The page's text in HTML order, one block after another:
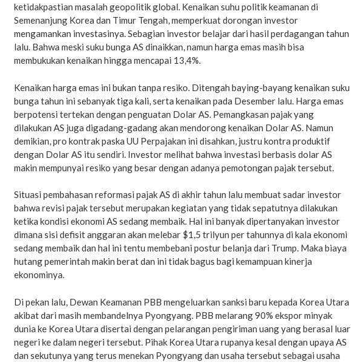
ketidakpastian masalah geopolitik global. Kenaikan suhu politik keamanan di
Semenanjung Korea dan Timur Tengah, memperkuat dorongan investor
mengamankan investasinya. Sebagian investor belajar dari hasil perdagangan tahun
lalu. Bahwa meski suku bunga AS dinaikkan, namun harga emas masih bisa
membukukan kenaikan hingga mencapai 13,4%.
Kenaikan harga emas ini bukan tanpa resiko. Ditengah baying-bayang kenaikan suku
bunga tahun ini sebanyak tiga kali, serta kenaikan pada Desember lalu. Harga emas
berpotensi tertekan dengan penguatan Dolar AS. Pemangkasan pajak yang
dilakukan AS juga digadang-gadang akan mendorong kenaikan Dolar AS. Namun
demikian, pro kontrak paska UU Perpajakan ini disahkan, justru kontra produktif
dengan Dolar AS itu sendiri. Investor melihat bahwa investasi berbasis dolar AS
makin mempunyai resiko yang besar dengan adanya pemotongan pajak tersebut.
Situasi pembahasan reformasi pajak AS di akhir tahun lalu membuat sadar investor
bahwa revisi pajak tersebut merupakan kegiatan yang tidak sepatutnya dilakukan
ketika kondisi ekonomi AS sedang membaik. Hal ini banyak dipertanyakan investor
dimana sisi defisit anggaran akan melebar $1,5 trilyun per tahunnya di kala ekonomi
sedang membaik dan hal ini tentu membebani postur belanja dari Trump. Maka biaya
hutang pemerintah makin berat dan ini tidak bagus bagi kemampuan kinerja
ekonominya.
Di pekan lalu, Dewan Keamanan PBB mengeluarkan sanksi baru kepada Korea Utara
akibat dari masih membandelnya Pyongyang. PBB melarang 90% ekspor minyak
dunia ke Korea Utara disertai dengan pelarangan pengiriman uang yang berasal luar
negeri ke dalam negeri tersebut. Pihak Korea Utara rupanya kesal dengan upaya AS
dan sekutunya yang terus menekan Pyongyang dan usaha tersebut sebagai usaha